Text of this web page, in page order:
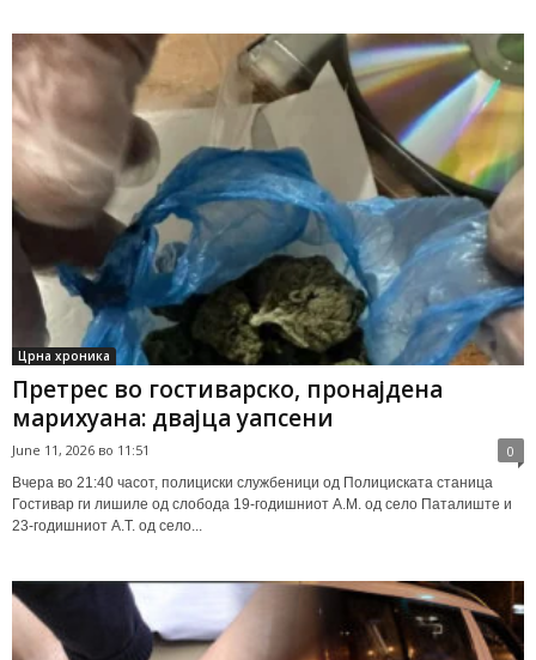
Црна хроника
Претрес во гостиварско, пронајдена
марихуана: двајца уапсени
June 11, 2026 во 11:51 0
Вчера во 21:40 часот, полициски службеници од Полициската станица
Гостивар ги лишиле од слобода 19-годишниот А.М. од село Паталиште и
23-годишниот А.Т. од село...